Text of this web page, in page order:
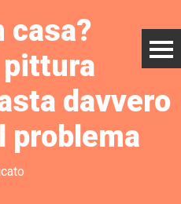
casa?
pittura
davvero
problema